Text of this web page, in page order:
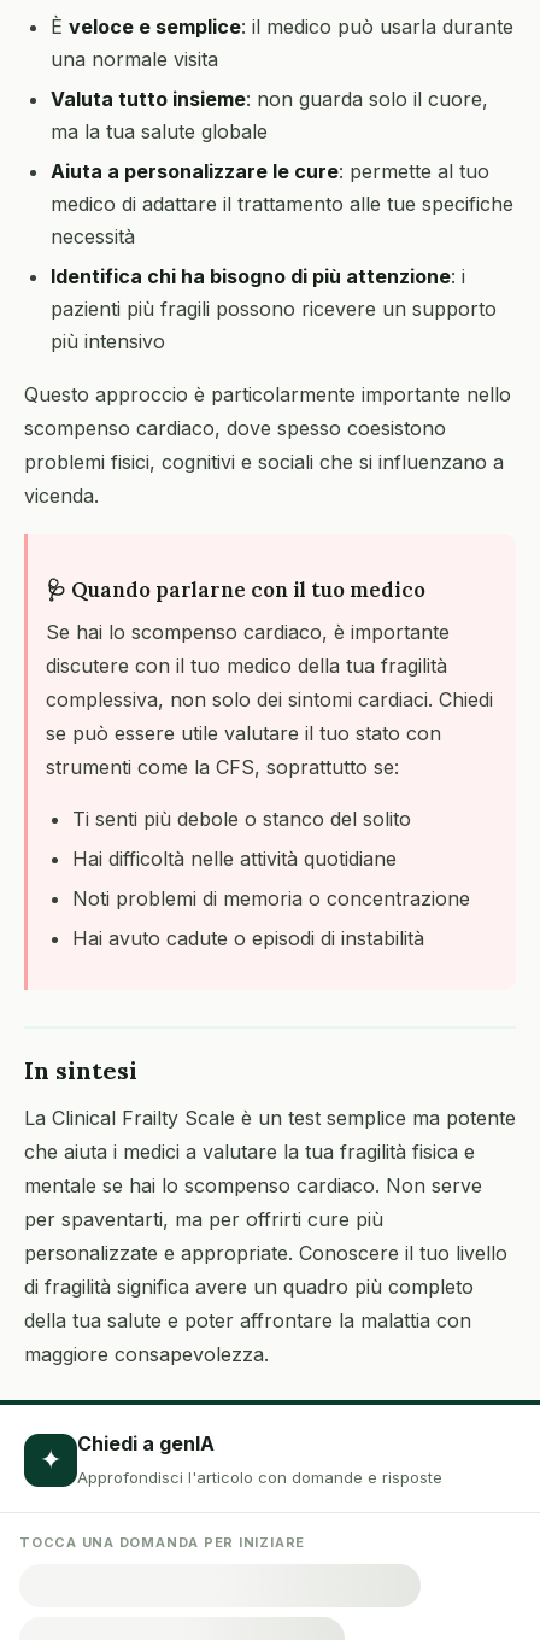
È veloce e semplice: il medico può usarla durante
una normale visita
Valuta tutto insieme: non guarda solo il cuore,
ma la tua salute globale
Aiuta a personalizzare le cure: permette al tuo
medico di adattare il trattamento alle tue specifiche
necessità
Identifica chi ha bisogno di più attenzione: i
pazienti più fragili possono ricevere un supporto
più intensivo
Questo approccio è particolarmente importante nello
scompenso cardiaco, dove spesso coesistono
problemi fisici, cognitivi e sociali che si influenzano a
vicenda.
🩺 Quando parlarne con il tuo medico
Se hai lo scompenso cardiaco, è importante
discutere con il tuo medico della tua fragilità
complessiva, non solo dei sintomi cardiaci. Chiedi
se può essere utile valutare il tuo stato con
strumenti come la CFS, soprattutto se:
Ti senti più debole o stanco del solito
Hai difficoltà nelle attività quotidiane
Noti problemi di memoria o concentrazione
Hai avuto cadute o episodi di instabilità
In sintesi
La Clinical Frailty Scale è un test semplice ma potente
che aiuta i medici a valutare la tua fragilità fisica e
mentale se hai lo scompenso cardiaco. Non serve
per spaventarti, ma per offrirti cure più
personalizzate e appropriate. Conoscere il tuo livello
di fragilità significa avere un quadro più completo
della tua salute e poter affrontare la malattia con
maggiore consapevolezza.
✦ Chiedi a genIA
Approfondisci l'articolo con domande e risposte
TOCCA UNA DOMANDA PER INIZIARE